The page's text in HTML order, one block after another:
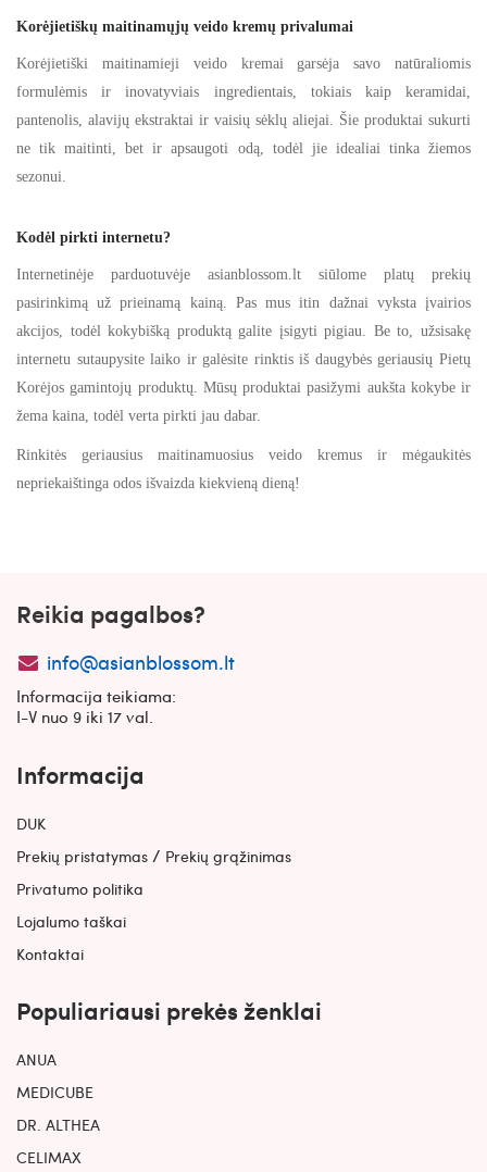
Korėjietiškų maitinamųjų veido kremų privalumai
Korėjietiški maitinamieji veido kremai garsėja savo natūraliomis
formulėmis ir inovatyviais ingredientais, tokiais kaip keramidai,
pantenolis, alavijų ekstraktai ir vaisių sėklų aliejai. Šie produktai sukurti
ne tik maitinti, bet ir apsaugoti odą, todėl jie idealiai tinka žiemos
sezonui.
Kodėl pirkti internetu?
Internetinėje parduotuvėje asianblossom.lt siūlome platų prekių
pasirinkimą už prieinamą kainą. Pas mus itin dažnai vyksta įvairios
akcijos, todėl kokybišką produktą galite įsigyti pigiau. Be to, užsisakę
internetu sutaupysite laiko ir galėsite rinktis iš daugybės geriausių Pietų
Korėjos gamintojų produktų. Mūsų produktai pasižymi aukšta kokybe ir
žema kaina, todėl verta pirkti jau dabar.
Rinkitės geriausius maitinamuosius veido kremus ir mėgaukitės
nepriekaištinga odos išvaizda kiekvieną dieną!
Reikia pagalbos?
info@asianblossom.lt
Informacija teikiama:
I-V nuo 9 iki 17 val.
Informacija
DUK
Prekių pristatymas / Prekių grąžinimas
Privatumo politika
Lojalumo taškai
Kontaktai
Populiariausi prekės ženklai
ANUA
MEDICUBE
DR. ALTHEA
CELIMAX